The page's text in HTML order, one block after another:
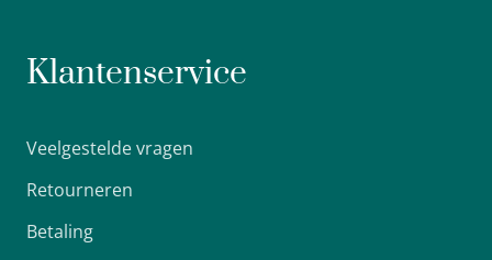
Klantenservice
Veelgestelde vragen
Retourneren
Betaling